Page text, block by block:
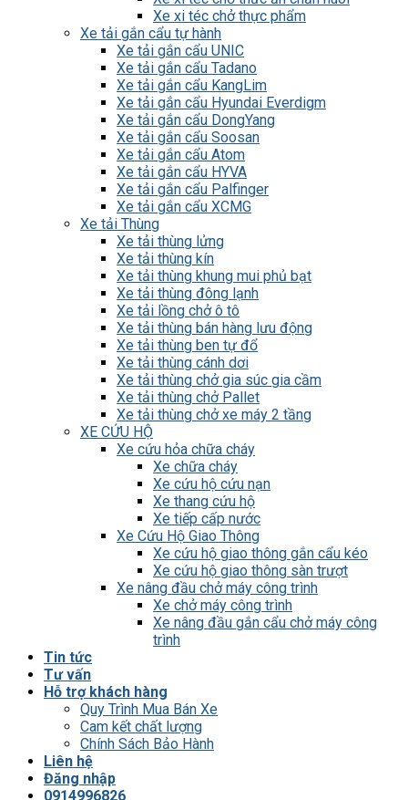
Xe xi téc chở thực phẩm
Xe tải gắn cẩu tự hành
Xe tải gắn cẩu UNIC
Xe tải gắn cẩu Tadano
Xe tải gắn cẩu KangLim
Xe tải gắn cẩu Hyundai Everdigm
Xe tải gắn cẩu DongYang
Xe tải gắn cẩu Soosan
Xe tải gắn cẩu Atom
Xe tải gắn cẩu HYVA
Xe tải gắn cẩu Palfinger
Xe tải gắn cẩu XCMG
Xe tải Thùng
Xe tải thùng lửng
Xe tải thùng kín
Xe tải thùng khung mui phủ bạt
Xe tải thùng đông lạnh
Xe tải lồng chở ô tô
Xe tải thùng bán hàng lưu động
Xe tải thùng ben tự đổ
Xe tải thùng cánh dơi
Xe tải thùng chở gia súc gia cầm
Xe tải thùng chở Pallet
Xe tải thùng chở xe máy 2 tầng
XE CỨU HỘ
Xe cứu hỏa chữa cháy
Xe chữa cháy
Xe cứu hộ cứu nạn
Xe thang cứu hộ
Xe tiếp cấp nước
Xe Cứu Hộ Giao Thông
Xe cứu hộ giao thông gắn cẩu kéo
Xe cứu hộ giao thông sàn trượt
Xe nâng đầu chở máy công trình
Xe chở máy công trình
Xe nâng đầu gắn cẩu chở máy công
trình
Tin tức
Tư vấn
Hỗ trợ khách hàng
Quy Trình Mua Bán Xe
Cam kết chất lượng
Chính Sách Bảo Hành
Liên hệ
Đăng nhập
0914996826